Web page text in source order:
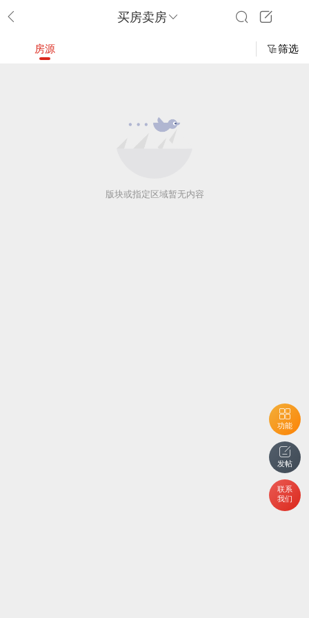
买房卖房
功能
发帖
联系
我们
房源 筛选
版块或指定区域暂无内容